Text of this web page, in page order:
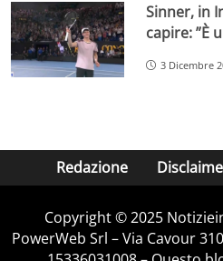
Sinner, in
capire: ”È
3 Dicembre
Redazione
Copyright © 2025
PowerWeb Srl – Via Cavour